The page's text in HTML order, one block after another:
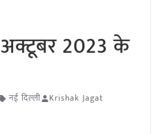
2023 के
नई दिल्ली Krishak Jagat